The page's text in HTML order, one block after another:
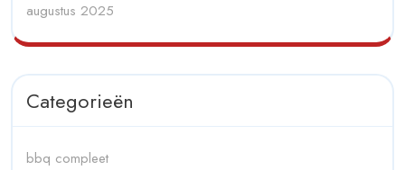
augustus 2025
Categorieën
bbq compleet